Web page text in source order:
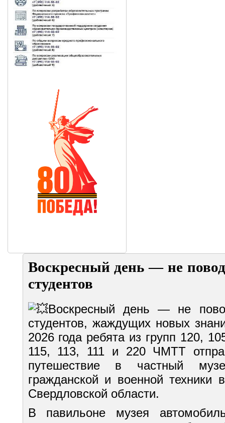
Воскресный день — не
студентов
Воскресный день — не
студентов, жаждущих новых
2026 года ребята из групп 120,
115, 113, 111 и 220 ЧМТТ
путешествие в частный
гражданской и военной
Свердловской области.
В павильоне музея